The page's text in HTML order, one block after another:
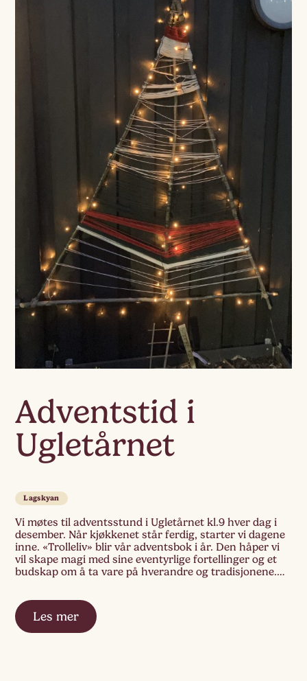
Adventstid i
Ugletårnet
Lagskyan
Vi møtes til adventsstund i Ugletårnet kl.9 hver dag i
desember. Når kjøkkenet står ferdig, starter vi dagene
inne. «Trolleliv» blir vår adventsbok i år. Den håper vi
vil skape magi med sine eventyrlige fortellinger og et
budskap om å ta vare på hverandre og tradisjonene.
Les mer